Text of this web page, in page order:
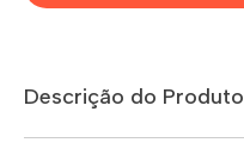
Descrição do Produto